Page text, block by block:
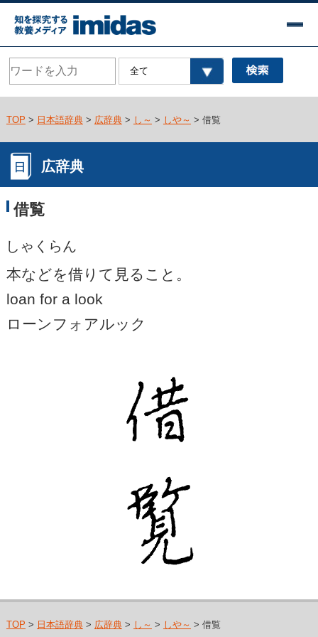
TOP > 日本語辞典> 広辞典> し～ > しや～ > 借覧
広辞典
借覧
しゃくらん
本などを借りて見ること。
loan for a look
ローンフォアルック
TOP > 日本語辞典> 広辞典> し～ > しや～ > 借覧